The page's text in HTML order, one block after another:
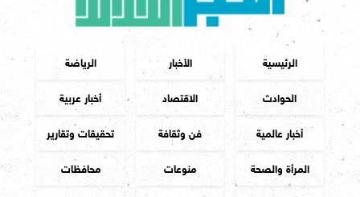
الرئيسية الأخبار
الرياضة
الحوادث
الاقتصاد
أخبار عربية
أخبار عالمية
فن وثقافة
تحقيقات وتقارير
المرأة والصحة
منوعات
محافظات